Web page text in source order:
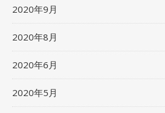
2020年9月
2020年8月
2020年6月
2020年5月